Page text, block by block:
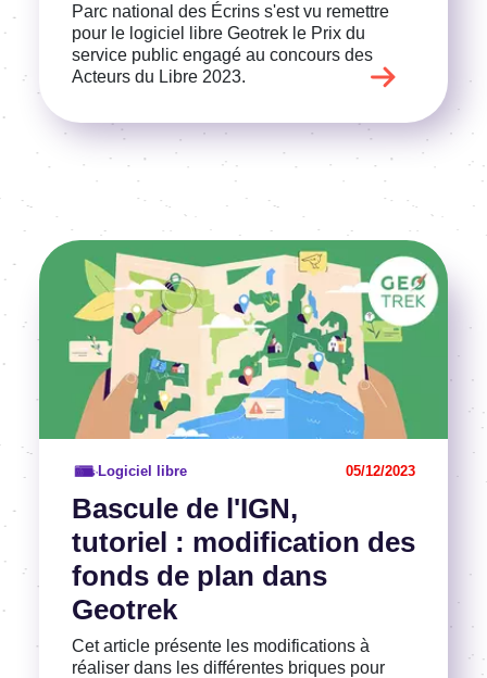
Parc national des Écrins s'est vu remettre
pour le logiciel libre Geotrek le Prix du
service public engagé au concours des
Acteurs du Libre 2023.
Bascule de l'IGN,
tutoriel : modification des
fonds de plan dans
Geotrek
Logiciel libre 05/12/2023
Cet article présente les modifications à
réaliser dans les différentes briques pour
Voir l'article
Image